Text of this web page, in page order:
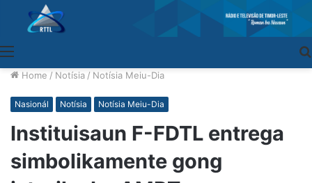
Home / Notísia / Notísia Meiu-Dia
Nasionál Notísia Notísia Meiu-Dia
Instituisaun F-FDTL entrega
simbolikamente gong